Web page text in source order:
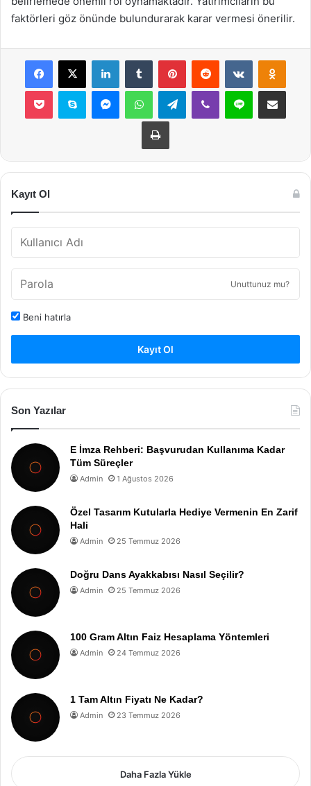
faktörleri göz önünde bulundurarak karar vermesi önerilir.
Facebook
X LinkedInTumblr PinterestReddit VKontakte
Pocket Skype MessengerWhatsAppTelegramViber Line E-Posta ile
Yazdır
Kayıt Ol
Unuttunuz mu?
Beni hatırla
Kayıt Ol
Son Yazılar
E İmza Rehberi: Başvurudan Kullanıma Kadar
Tüm Süreçler
Admin 1 Ağustos 2026
Özel Tasarım Kutularla Hediye Vermenin En Zarif
Hali
Admin 25 Temmuz 2026
Doğru Dans Ayakkabısı Nasıl Seçilir?
Admin 25 Temmuz 2026
100 Gram Altın Faiz Hesaplama Yöntemleri
Admin 24 Temmuz 2026
1 Tam Altın Fiyatı Ne Kadar?
Admin 23 Temmuz 2026
Daha Fazla Yükle